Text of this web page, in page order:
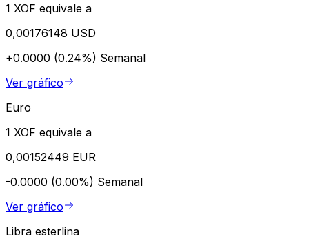
1 XOF equivale a
0,00176148 USD
+0.0000 (0.24%) Semanal
Ver gráfico
Euro
1 XOF equivale a
0,00152449 EUR
-0.0000 (0.00%) Semanal
Ver gráfico
Libra esterlina